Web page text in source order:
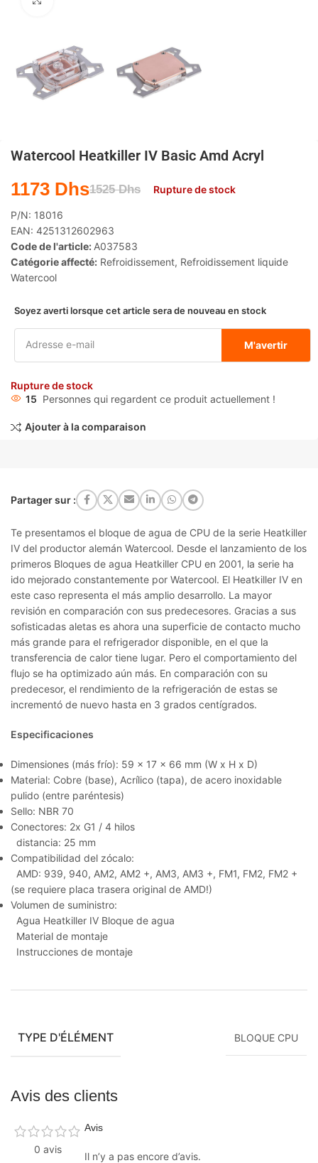
Watercool Heatkiller IV Basic Amd Acryl
1525Dhs
1173 Dhs Rupture de stock
P/N: 18016
EAN: 4251312602963
Code de l'article: A037583
Catégorie affecté: Refroidissement, Refroidissement liquide
Watercool
Soyez averti lorsque cet article sera de nouveau en stock
M'avertir
Rupture de stock
15 Personnes qui regardent ce produit actuellement !
Ajouter à la comparaison
Partager sur :
Te presentamos el bloque de agua de CPU de la serie Heatkiller
IV del productor alemán Watercool. Desde el lanzamiento de los
primeros Bloques de agua Heatkiller CPU en 2001, la serie ha
ido mejorado constantemente por Watercool. El Heatkiller IV en
este caso representa el más amplio desarrollo. La mayor
revisión en comparación con sus predecesores. Gracias a sus
sofisticadas aletas es ahora una superficie de contacto mucho
más grande para el refrigerador disponible, en el que la
transferencia de calor tiene lugar. Pero el comportamiento del
flujo se ha optimizado aún más. En comparación con su
predecesor, el rendimiento de la refrigeración de estas se
incrementó de nuevo hasta en 3 grados centígrados.
Especificaciones
Dimensiones (más frío): 59 x 17 x 66 mm (W x H x D)
Material: Cobre (base), Acrílico (tapa), de acero inoxidable
pulido (entre paréntesis)
Sello: NBR 70
Conectores: 2x G1 / 4 hilos
distancia: 25 mm
Compatibilidad del zócalo:
AMD: 939, 940, AM2, AM2 +, AM3, AM3 +, FM1, FM2, FM2 +
(se requiere placa trasera original de AMD!)
Volumen de suministro:
Agua Heatkiller IV Bloque de agua
Material de montaje
Instrucciones de montaje
TYPE D'ÉLÉMENT BLOQUE CPU
Avis des clients
0 avis
Avis
Il n’y a pas encore d’avis.